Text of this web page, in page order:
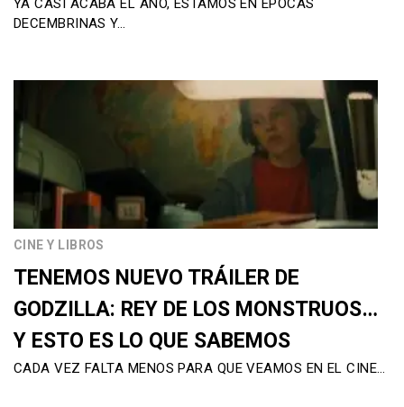
YA CASI ACABA EL AÑO, ESTAMOS EN ÉPOCAS
DECEMBRINAS Y…
CINE Y LIBROS
TENEMOS NUEVO TRÁILER DE
GODZILLA: REY DE LOS MONSTRUOS…
Y ESTO ES LO QUE SABEMOS
CADA VEZ FALTA MENOS PARA QUE VEAMOS EN EL CINE…